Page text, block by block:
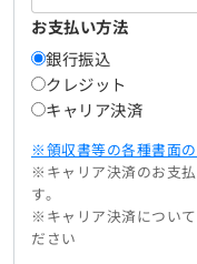
お支払い方法
銀行振込
クレジット
キャリア決済
※領収書等の各種書面
※キャリア決済のお支
す。
※キャリア決済につい
ださい